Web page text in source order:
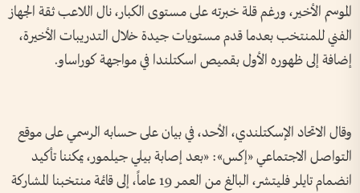
الموسم الأخير، ورغم قلة خبرته على مستوى الكبار، نال اللاعب ثقة الجهاز
الفني للمنتخب بعدما قدم مستويات جيدة خلال التدريبات الأخيرة،
إضافة إلى ظهوره الأول بقميص اسكتلندا في مواجهة كوراساو.
وقال الاتحاد الإسكتلندي، الأحد، في بيان على حسابه الرسمي على موقع
التواصل الاجتماعي «إكس»: «بعد إصابة بيلي جيلمور، يمكننا تأكيد
انضمام تايلر فليتشر، البالغ من العمر 19 عاماً، إلى قائمة منتخبنا المشاركة